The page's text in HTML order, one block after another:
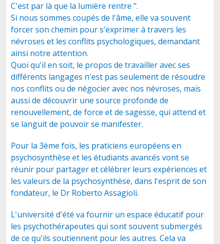
C'est par là que la lumière rentre ".
Si nous sommes coupés de l'âme, elle va souvent
forcer son chemin pour s'exprimer à travers les
névroses et les conflits psychologiques, demandant
ainsi notre attention.
Quoi qu'il en soit, le propos de travailler avec ses
différents langages n'est pas seulement de résoudre
nos conflits ou de négocier avec nos névroses, mais
aussi de découvrir une source profonde de
renouvellement, de force et de sagesse, qui attend et
se languit de pouvoir se manifester.
Pour la 3ème fois, les praticiens européens en
psychosynthèse et les étudiants avancés vont se
réunir pour partager et célébrer leurs expériences et
les valeurs de la psychosynthèse, dans l'esprit de son
fondateur, le Dr Roberto Assagioli.
L'université d'été va fournir un espace éducatif pour
les psychothérapeutes qui sont souvent submergés
de ce qu'ils soutiennent pour les autres. Cela va